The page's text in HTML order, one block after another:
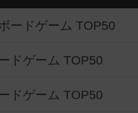
ードゲーム TOP50
ドゲーム TOP50
ドゲーム TOP50